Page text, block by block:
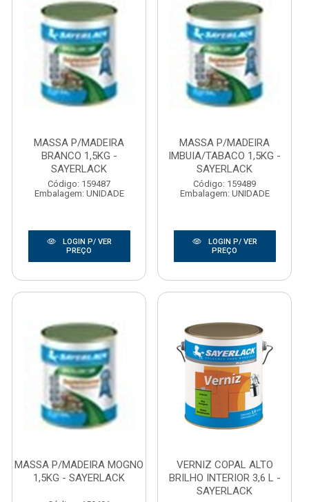
MASSA P/MADEIRA
BRANCO 1,5KG -
SAYERLACK
Código: 159487
Embalagem: UNIDADE
LOGIN P/ VER
PREÇO
MASSA P/MADEIRA
IMBUIA/TABACO 1,5KG -
SAYERLACK
Código: 159489
Embalagem: UNIDADE
LOGIN P/ VER
PREÇO
MASSA P/MADEIRA MOGNO
1,5KG - SAYERLACK
VERNIZ COPAL ALTO
BRILHO INTERIOR 3,6 L -
SAYERLACK